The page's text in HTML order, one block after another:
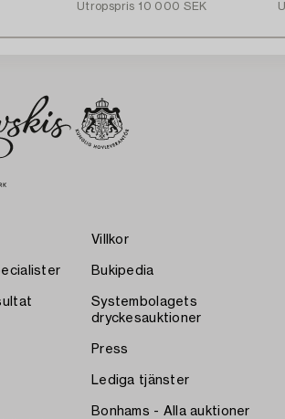
Utropspris 10 000 SEK
Villkor
Bukipedia
Systembolagets
dryckesauktioner
Press
Lediga tjänster
Bonhams - Alla auktioner